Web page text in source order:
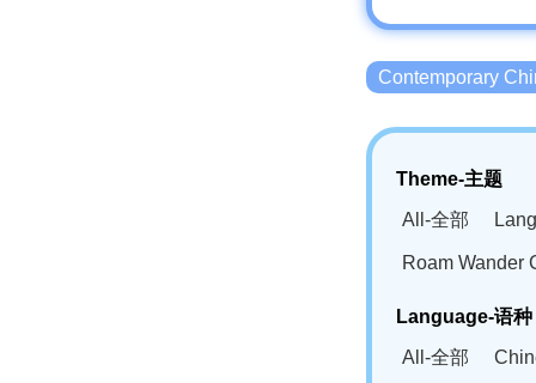
Contemporary
Theme-主题
All-全部
Roam Wander
Language-语种
All-全部